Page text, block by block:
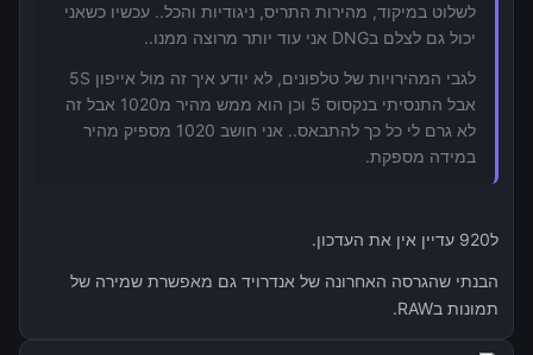
לשלוט במיקוד, מהירות התריס, ניגודיות והכל.. עכשיו כשאני
יכול גם לצלם בDNG אני עוד יותר מרוצה ממנו..
לגבי המהירויות של טלפונים, לא יודע איך זה מול אייפון 5S
אבל התנסיתי בנקסוס 5 וכן הוא ממש מהיר מ1020 אבל זה
לא גרם לי כל כך להתבאס.. אני חושב 1020 מספיק מהיר
במידה מספקת.
ל920 עדיין אין את העדכון.
הבנתי שהגרסה האחרונה של אנדרויד גם מאפשרת שמירה של
תמונות בRAW.